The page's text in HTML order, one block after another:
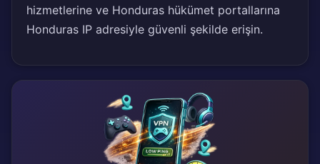
hizmetlerine ve Honduras hükümet portallarına
Honduras IP adresiyle güvenli şekilde erişin.